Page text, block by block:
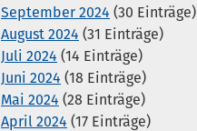
September 2024 (30 Einträge)
August 2024 (31 Einträge)
Juli 2024 (14 Einträge)
Juni 2024 (18 Einträge)
Mai 2024 (28 Einträge)
April 2024 (17 Einträge)